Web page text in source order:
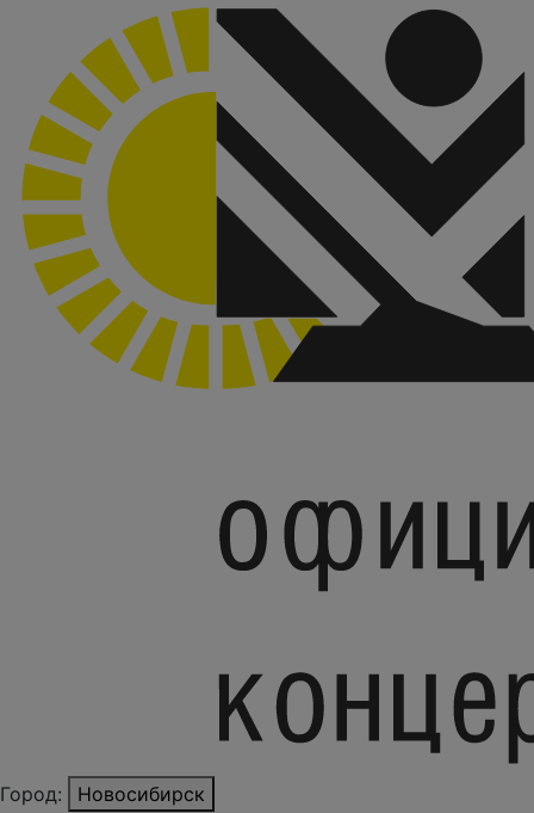
Город:
Новосибирск